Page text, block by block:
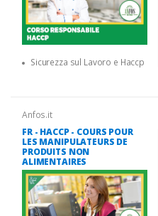
Sicurezza sul Lavoro e Haccp
Anfos.it
FR - HACCP - COURS POUR
LES MANIPULATEURS DE
PRODUITS NON
ALIMENTAIRES